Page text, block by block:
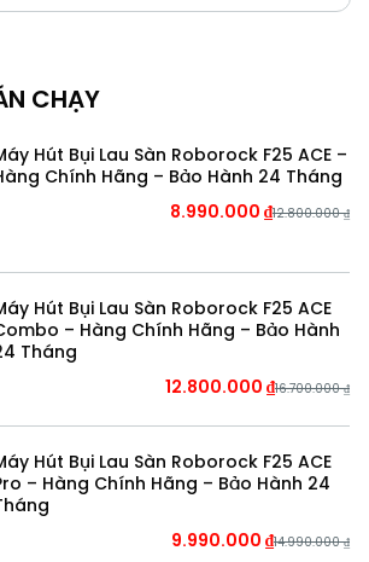
CHẠY
Hút Bụi Lau Sàn Roborock F25 ACE –
Hàng Chính Hãng – Bảo Hành 24 Tháng
12.800.000₫
8.990.000 ₫
Hút Bụi Lau Sàn Roborock F25 ACE
– Hàng Chính Hãng – Bảo Hành
Tháng
16.700.000₫
12.800.000 ₫
Hút Bụi Lau Sàn Roborock F25 ACE
– Hàng Chính Hãng – Bảo Hành 24
14.990.000₫
9.990.000 ₫